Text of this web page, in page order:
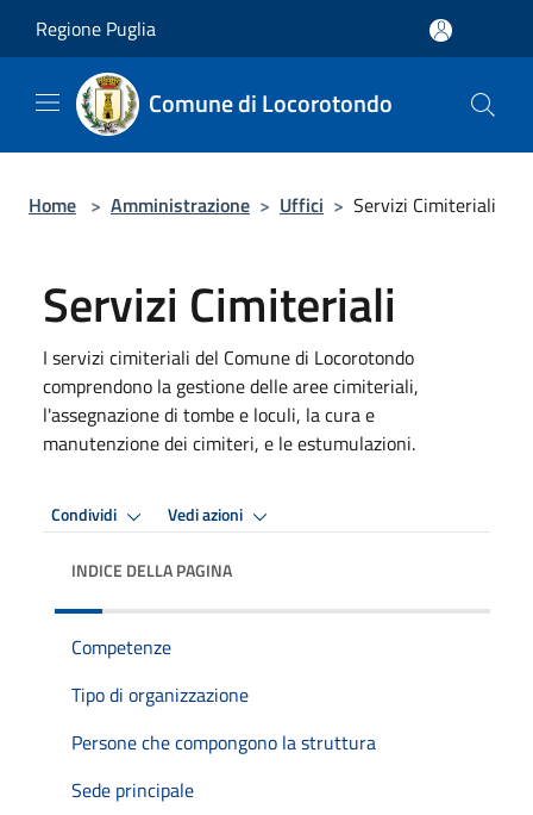
Regione Puglia
Comune di Locorotondo
Home > Amministrazione > Uffici > Servizi Cimiteriali
Servizi Cimiteriali
I servizi cimiteriali del Comune di Locorotondo
comprendono la gestione delle aree cimiteriali,
l'assegnazione di tombe e loculi, la cura e
manutenzione dei cimiteri, e le estumulazioni.
Condividi Vedi azioni
INDICE DELLA PAGINA
Competenze
Tipo di organizzazione
Persone che compongono la struttura
Sede principale